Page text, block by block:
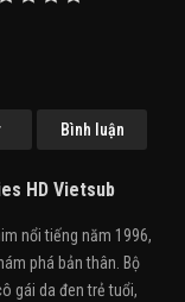
Bình luận
HD Vietsub
nổi tiếng năm 1996,
phá bản thân. Bộ
gái da đen trẻ tuổi,